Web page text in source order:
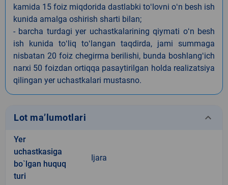
kamida 15 foiz miqdorida dastlabki toʻlovni oʻn besh ish
kunida amalga oshirish sharti bilan;
- barcha turdagi yer uchastkalarining qiymati oʻn besh
ish kunida toʻliq toʻlangan taqdirda, jami summaga
nisbatan 20 foiz chegirma berilishi, bunda boshlangʻich
narxi 50 foizdan ortiqqa pasaytirilgan holda realizatsiya
qilingan yer uchastkalari mustasno.
Lot ma’lumotlari keyboard_arrow_down
Yer
uchastkasiga
bo`lgan huquq
turi
Ijara